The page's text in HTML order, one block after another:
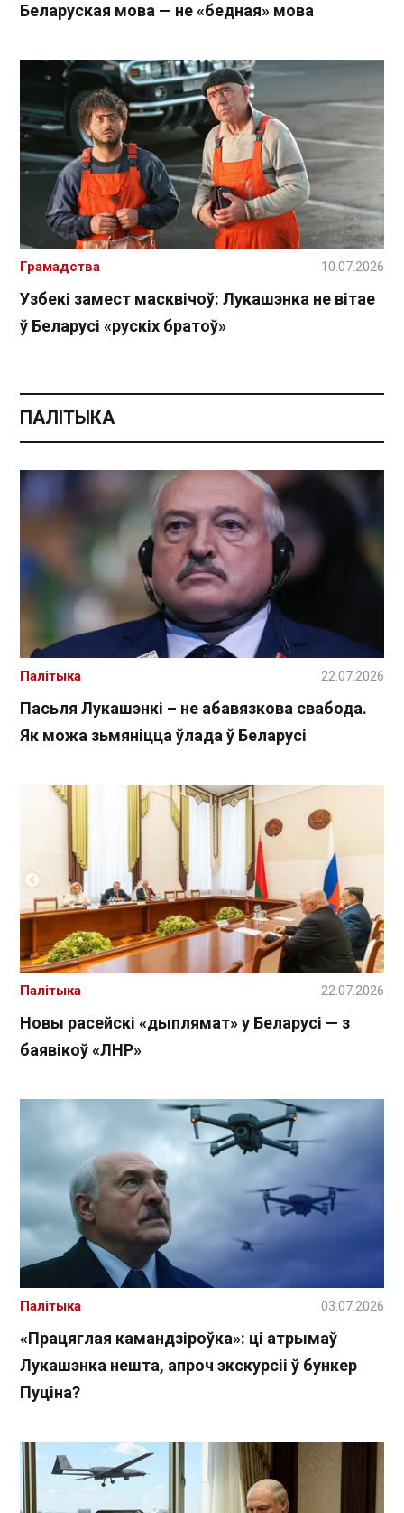
Беларуская мова — не «бедная» мова
Узбекі замест масквічоў: Лукашэнка не вітае
ў Беларусі «рускіх братоў»
Грамадства 10.07.2026
ПАЛІТЫКА
Пасьля Лукашэнкі – не абавязкова свабода.
Як можа зьмяніцца ўлада ў Беларусі
Палітыка 22.07.2026
Новы расейскі «дыплямат» у Беларусі — з
баявікоў «ЛНР»
Палітыка 22.07.2026
«Працяглая камандзіроўка»: ці атрымаў
Лукашэнка нешта, апроч экскурсіі ў бункер
Пуціна?
Палітыка 03.07.2026